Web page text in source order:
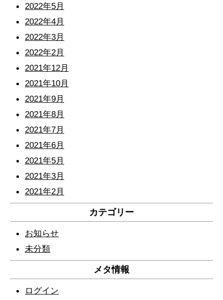
2022年5月
2022年4月
2022年3月
2022年2月
2021年12月
2021年10月
2021年9月
2021年8月
2021年7月
2021年6月
2021年5月
2021年3月
2021年2月
カテゴリー
お知らせ
未分類
メタ情報
ログイン